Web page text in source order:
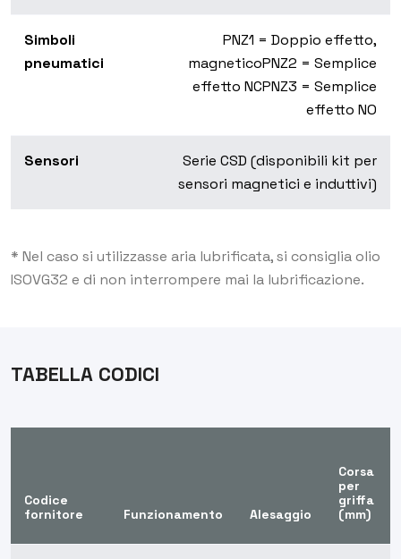
Simboli
pneumatici
PNZ1 = Doppio effetto,
magneticoPNZ2 = Semplice
effetto NCPNZ3 = Semplice
effetto NO
Sensori
Serie CSD (disponibili kit per
sensori magnetici e induttivi)
* Nel caso si utilizzasse aria lubrificata, si consiglia olio
ISOVG32 e di non interrompere mai la lubrificazione.
TABELLA CODICI
Codice
fornitore
Funzionamento Alesaggio
Corsa
per
griffa
(mm)